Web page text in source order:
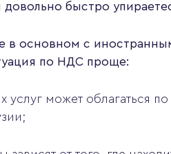
быстро
в основном с
по НДС проще:
услуг может облагаться